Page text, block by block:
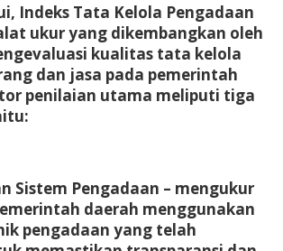
Indeks Tata Kelola Pengadaan
ukur yang dikembangkan oleh
kualitas tata kelola
dan jasa pada pemerintah
penilaian utama meliputi tiga
Sistem Pengadaan – mengukur
daerah menggunakan
pengadaan yang telah